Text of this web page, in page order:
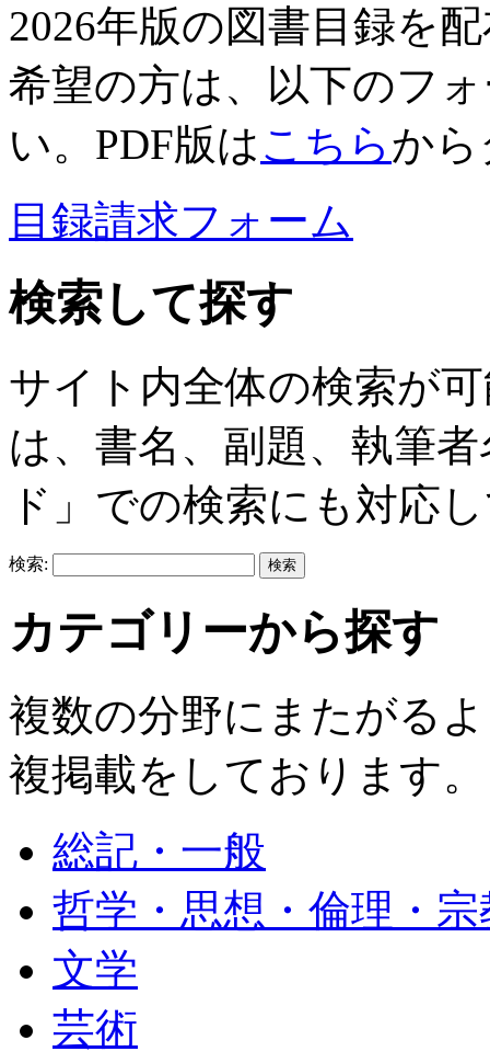
2026年版の図書目録を
希望の方は、以下のフ
い。PDF版はこちらか
目録請求フォーム
検索して探す
サイト内全体の検索が
は、書名、副題、執筆
ド」での検索にも対応
検索:
カテゴリーから探す
複数の分野にまたがる
複掲載をしております。
総記・一般
哲学・思想・倫理・宗
文学
芸術